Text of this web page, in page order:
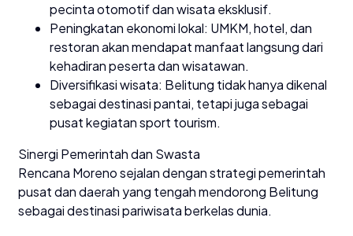
pecinta otomotif dan wisata eksklusif.
Peningkatan ekonomi lokal: UMKM, hotel, dan
restoran akan mendapat manfaat langsung dari
kehadiran peserta dan wisatawan.
Diversifikasi wisata: Belitung tidak hanya dikenal
sebagai destinasi pantai, tetapi juga sebagai
pusat kegiatan sport tourism.
Sinergi Pemerintah dan Swasta
Rencana Moreno sejalan dengan strategi pemerintah
pusat dan daerah yang tengah mendorong Belitung
sebagai destinasi pariwisata berkelas dunia.